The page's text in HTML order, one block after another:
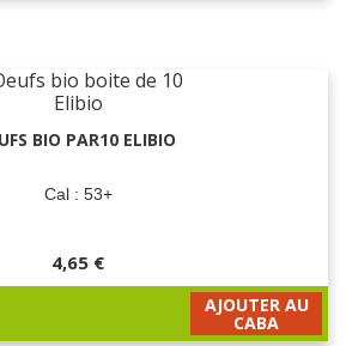
BIO PAR10 ELIBIO
Cal : 53+
4,65 €
AJOUTER AU
CABA